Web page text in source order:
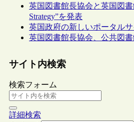
英国図書館長協会と英国図
Strategy”を発表
英国政府の新しいポータル
英国図書館長協会、公共図
サイト内検索
検索フォーム
詳細検索